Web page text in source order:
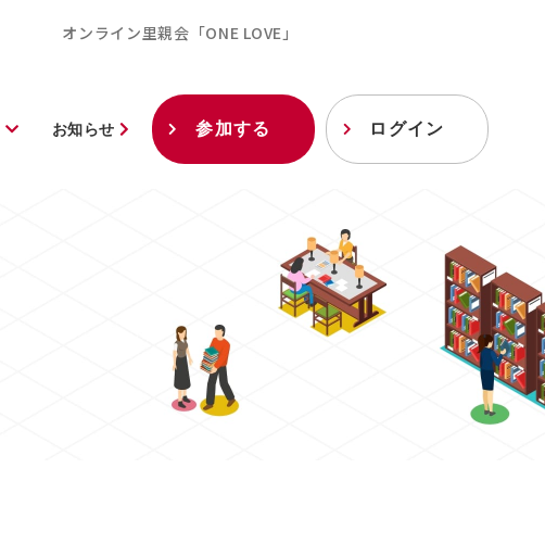
オンライン里親会「ONE LOVE」
お知らせ 参加する ログイン